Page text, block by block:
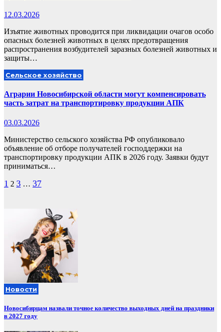
12.03.2026
Изъятие животных проводится при ликвидации очагов особо
опасных болезней животных в целях предотвращения
распространения возбудителей заразных болезней животных и
защиты…
Сельское хозяйство
Аграрии Новосибирской области могут компенсировать
часть затрат на транспортировку продукции АПК
03.03.2026
Министерство сельского хозяйства РФ опубликовало
объявление об отборе получателей господдержки на
транспортировку продукции АПК в 2026 году. Заявки будут
приниматься…
Пагинация
1 2 3 … 37
Новости
Новосибирцам назвали точное количество выходных дней на праздники
в 2027 году